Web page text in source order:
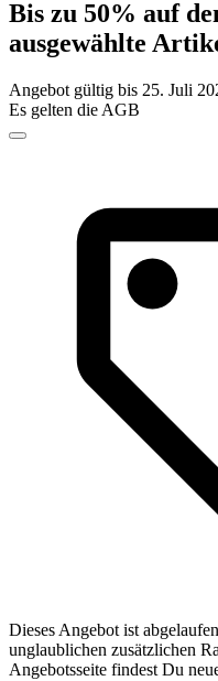
Bis zu 50% auf
ausgewählte
Angebot gültig bis 25. Juli
Es gelten die AGB
Dieses Angebot ist
unglaublichen zusätzlichen
Angebotsseite findest Du